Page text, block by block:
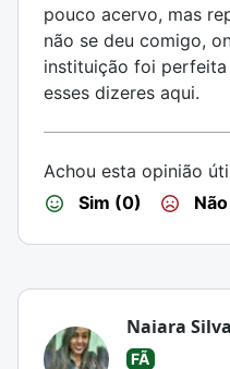
pouco acervo, mas
não se deu comigo,
instituição foi
esses dizeres aqui.
Achou esta opinião
Sim (0)
Naiara Silva
FÃ